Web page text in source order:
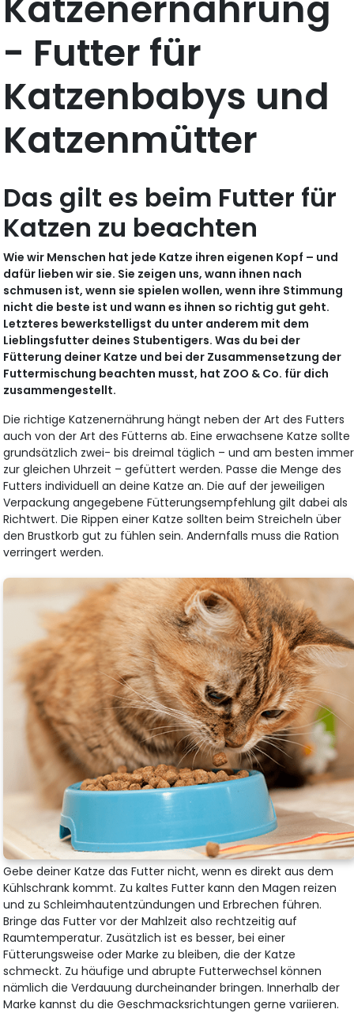
- Futter für
Katzenbabys und
Katzenmütter
Das gilt es beim Futter für
Katzen zu beachten
Wie wir Menschen hat jede Katze ihren eigenen Kopf – und
dafür lieben wir sie. Sie zeigen uns, wann ihnen nach
schmusen ist, wenn sie spielen wollen, wenn ihre Stimmung
nicht die beste ist und wann es ihnen so richtig gut geht.
Letzteres bewerkstelligst du unter anderem mit dem
Lieblingsfutter deines Stubentigers. Was du bei der
Fütterung deiner Katze und bei der Zusammensetzung der
Futtermischung beachten musst, hat ZOO & Co. für dich
zusammengestellt.
Die richtige Katzenernährung hängt neben der Art des Futters
auch von der Art des Fütterns ab. Eine erwachsene Katze sollte
grundsätzlich zwei- bis dreimal täglich – und am besten immer
zur gleichen Uhrzeit – gefüttert werden. Passe die Menge des
Futters individuell an deine Katze an. Die auf der jeweiligen
Verpackung angegebene Fütterungsempfehlung gilt dabei als
Richtwert. Die Rippen einer Katze sollten beim Streicheln über
den Brustkorb gut zu fühlen sein. Andernfalls muss die Ration
verringert werden.
Gebe deiner Katze das Futter nicht, wenn es direkt aus dem
Kühlschrank kommt. Zu kaltes Futter kann den Magen reizen
und zu Schleimhautentzündungen und Erbrechen führen.
Bringe das Futter vor der Mahlzeit also rechtzeitig auf
Raumtemperatur. Zusätzlich ist es besser, bei einer
Fütterungsweise oder Marke zu bleiben, die der Katze
schmeckt. Zu häufige und abrupte Futterwechsel können
nämlich die Verdauung durcheinander bringen. Innerhalb der
Marke kannst du die Geschmacksrichtungen gerne variieren.